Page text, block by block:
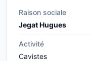
Raison sociale
Jegat Hugues
Activité
Cavistes